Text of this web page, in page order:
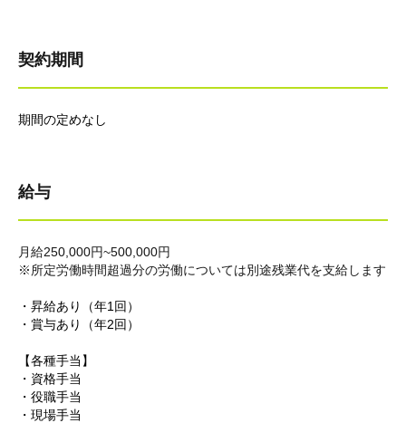
契約期間
期間の定めなし
給与
月給250,000円~500,000円
※所定労働時間超過分の労働については別途残業代を支給します
・昇給あり（年1回）
・賞与あり（年2回）
【各種手当】
・資格手当
・役職手当
・現場手当